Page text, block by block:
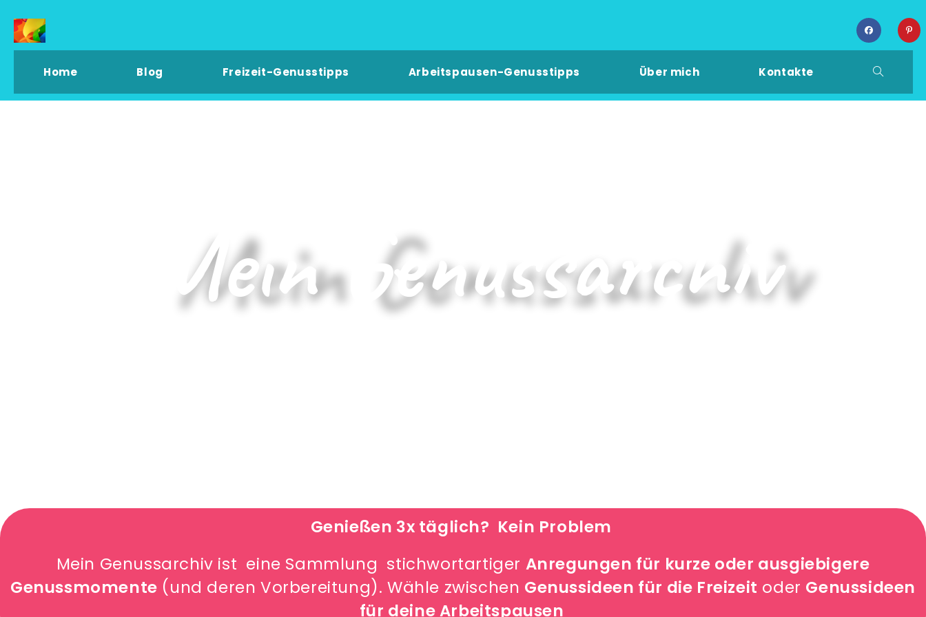
Home Blog Freizeit-Genusstipps Arbeitspausen-Genusstipps Über mich Kontakte
Mein Genussarchiv
Genießen 3x täglich? Kein Problem
Mein Genussarchiv ist eine Sammlung stichwortartiger Anregungen für kurze oder ausgiebigere
Genussmomente (und deren Vorbereitung). Wähle zwischen Genussideen für die Freizeit oder Genussideen
für deine Arbeitspausen